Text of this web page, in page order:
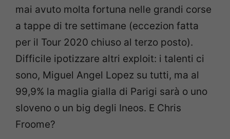
mai avuto molta fortuna nelle grandi corse
a tappe di tre settimane (eccezion fatta
per il Tour 2020 chiuso al terzo posto).
Difficile ipotizzare altri exploit: i talenti ci
sono, Miguel Angel Lopez su tutti, ma al
99,9% la maglia gialla di Parigi sarà o uno
sloveno o un big degli Ineos. E Chris
Froome?